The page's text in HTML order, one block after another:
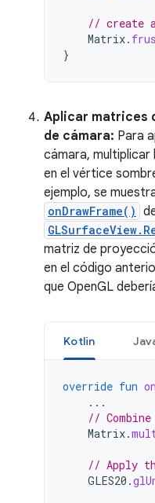
// create
Matrix.
}
Aplicar matrices
de cámara: Para
cámara, multiplicar
en el vértice
ejemplo, se
onDrawFrame()
matriz de
en el código
que OpenGL
Kotlin
override fun
...
//
Matrix.
// Apply
GLES20 .